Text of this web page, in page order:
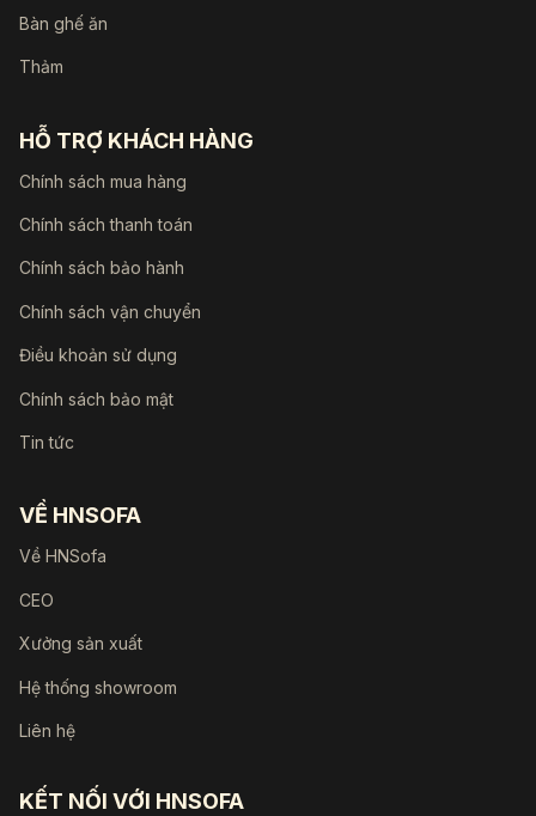
Bàn ghế ăn
Thảm
HỖ TRỢ KHÁCH HÀNG
Chính sách mua hàng
Chính sách thanh toán
Chính sách bảo hành
Chính sách vận chuyển
Điều khoản sử dụng
Chính sách bảo mật
Tin tức
VỀ HNSOFA
Về HNSofa
CEO
Xưởng sản xuất
Hệ thống showroom
Liên hệ
KẾT NỐI VỚI HNSOFA